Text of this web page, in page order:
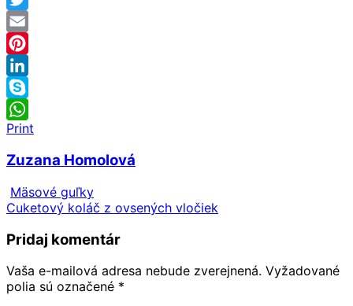
Twitter
Email
Pinterest
LinkedIn
Skype
WhatsApp
Print
Zuzana Homolová
Mäsové guľky
Cuketový koláč z ovsených vločiek
Pridaj komentár
Vaša e-mailová adresa nebude zverejnená. Vyžadované
polia sú označené *